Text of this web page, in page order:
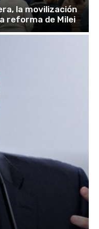
la movilización
reforma de Milei